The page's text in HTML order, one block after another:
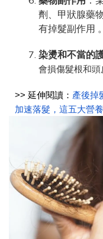
劑、甲狀腺藥
有掉髮副作用 。
染燙和不當的
會損傷髮根和頭
>> 延伸閱讀： 產後掉
加速落髮，這五大營